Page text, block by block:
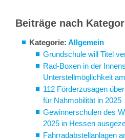
Beiträge nach
Kategorie: Allgemein
Grundschule will Titel
Rad-Boxen in der
Unterstellmöglichkeit
112 Förderzusagen
für Nahmobilität in 2025
Gewinnerschulen des
2025 in Hessen
Fahrradabstellanlagen